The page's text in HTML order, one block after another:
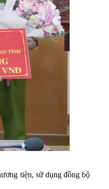
tiện, sử dụng đồng bộ